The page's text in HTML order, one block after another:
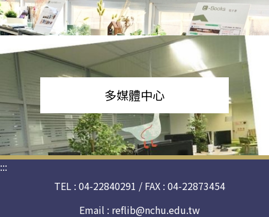
多媒體中心
:::
TEL : 04-22840291 / FAX : 04-22873454
Email : reflib@nchu.edu.tw